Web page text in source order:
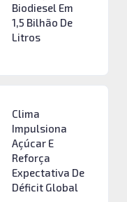
Biodiesel Em
1,5 Bilhão De
Litros
Clima
Impulsiona
Açúcar E
Reforça
Expectativa De
Déficit Global